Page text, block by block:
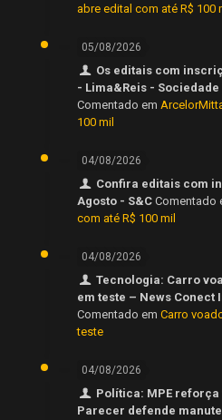
abre edital com até R$ 100
05/08/2026
Os editais com
- Lima&Reis -
Comentado em
100 mil
04/08/2026
Confira editais com
Agosto - S&C Comentado
com até R$ 100 mil
04/08/2026
Tecnologia: Carro
em teste – News Conect
Comentado em Carro
teste
04/08/2026
Política: MPE
Parecer defende